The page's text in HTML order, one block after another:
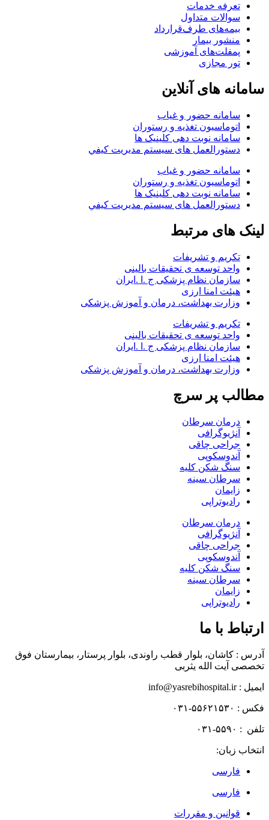
تعرفه خدمات
سوالات متداول
بیمه‌های طرف‌قرارداد
منشور بیمار
پمفلت‌های آموزشی
تور مجازی
سامانه های آنلاین
سامانه حضور و غیاب
اتوماسیون تغذیه و رستوران
سامانه نوبت دهی کلینیک ها
دستورالعمل های سيستم مديريت کيفي
سامانه حضور و غیاب
اتوماسیون تغذیه و رستوران
سامانه نوبت دهی کلینیک ها
دستورالعمل های سيستم مديريت کيفي
لینک های مرتبط
تکریم و تشریفات
واحد توسعه ی تحقیقات بالینی
سازمان نظام پزشکی ج .ا .ایران
هیئت امنا ارزی
وزارت بهداشت، درمان و آموزش پزشکی
تکریم و تشریفات
واحد توسعه ی تحقیقات بالینی
سازمان نظام پزشکی ج .ا .ایران
هیئت امنا ارزی
وزارت بهداشت، درمان و آموزش پزشکی
مطالب پر سرچ
درمان سرطان
آنژیوگرافی
جراحی چاقی
آندوسکوپی
سنگ شکن کلیه
سرطان سینه
زایمان
رادیوتراپی
درمان سرطان
آنژیوگرافی
جراحی چاقی
آندوسکوپی
سنگ شکن کلیه
سرطان سینه
زایمان
رادیوتراپی
ارتباط با ما
آدرس : کاشان، بلوار قطب راوندی، بلوار پرستار، بیمارستان فوق
تخصصی آیت الله یثربی
ایمیل : info@yasrebihospital.ir
فکس : ۵۵۶۲۱۵۳۰-۰۳۱
تلفن : ۵۵۹۰-۰۳۱
انتخاب زبان:
فارسی
فارسی
قوانین و مقررات